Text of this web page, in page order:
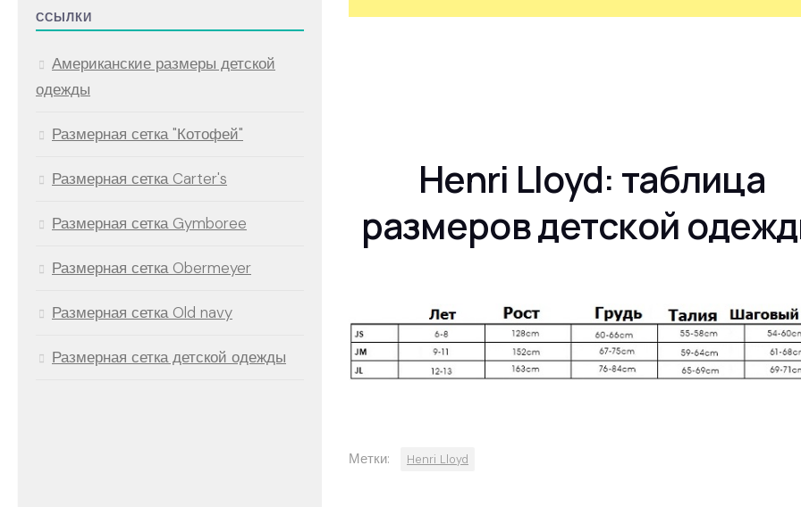
Henri Lloyd: таблица
размеров детской
Метки: Henri Lloyd
ССЫЛКИ
Американские размеры детской
одежды
Размерная сетка "Котофей"
Размерная сетка Carter's
Размерная сетка Gymboree
Размерная сетка Obermeyer
Размерная сетка Old navy
Размерная сетка детской одежды